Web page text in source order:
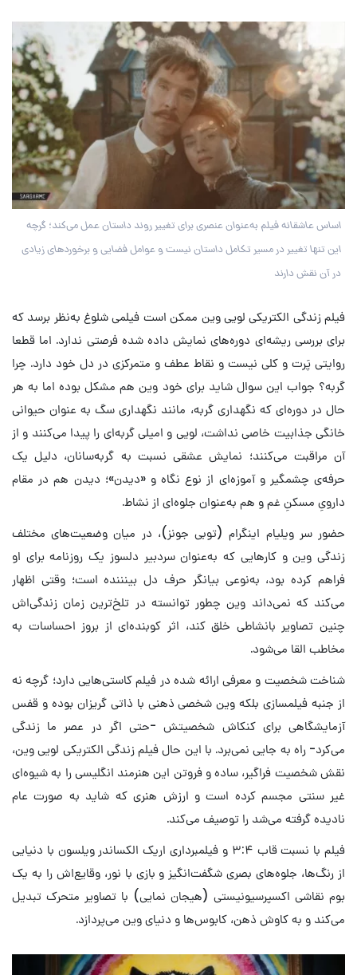
اساس عاشقانه فیلم به‌عنوان عنصری برای تغییر روند داستان عمل می‌کند؛ گرچه
این تنها تغییر در مسیر تکامل داستان نیست و عوامل فضایی و برخوردهای زیادی
در آن نقش دارند
فیلم زندگی الکتریکی لویی وین ممکن است فیلمی شلوغ به‌نظر برسد که
برای بررسی ریشه‌ای دوره‌های نمایش داده شده فرصتی ندارد. اما قطعا
روایتی پَرت و کلی نیست و نقاط عطف و متمرکزی در دل خود دارد. چرا
گربه؟ جواب این سوال شاید برای خود وین هم مشکل بوده اما به هر
حال در دوره‌ای که نگهداری گربه، مانند نگهداری سگ‌ به عنوان حیوانی
خانگی جذابیت خاصی نداشت، لویی و امیلی گربه‌ای را پیدا می‌کنند و از
آن مراقبت می‌کنند؛ نمایش عشقی نسبت به گربه‌سانان، دلیل یک
حرفه‌ی چشمگیر و آموزه‌ای از نوع نگاه و «دیدن»؛ دیدن هم در مقام
دارویِ مسکنِ غم و هم به‌عنوان جلوه‌ای از نشاط.
حضور سر ویلیام اینگرام (توبی جونز)، در میان وضعیت‌های مختلف
زندگی وین و کارهایی که به‌عنوان سردبیر دلسوز یک روزنامه برای او
فراهم کرده بود، به‌نوعی بیانگر حرف دل بینننده است؛ وقتی اظهار
می‌کند که نمی‌داند وین چطور توانسته در تلخ‌ترین زمان زندگی‌اش
چنین تصاویر بانشاطی خلق کند، اثر کوبنده‌ای از بروز احساسات به
مخاطب القا می‌شود.
شناخت شخصیت و معرفی ارائه شده در فیلم کاستی‌هایی دارد؛ گرچه نه
از جنبه فیلمسازی بلکه وین شخصی ذهنی با ذاتی گریزان بوده و قفس
آزمایشگاهی برای کنکاش شخصیتش -حتی اگر در عصر ما زندگی
می‌کرد- راه به جایی نمی‌برد. با این حال فیلم زندگی الکتریکی لویی وین،
نقش شخصیت فراگیر، ساده و فروتن این هنرمند انگلیسی را به شیوه‌ای
غیر سنتی مجسم کرده است و ارزش هنری که شاید به صورت عام
نادیده گرفته می‌شد را توصیف می‌کند.
فیلم با نسبت قاب ۳:۴ و فیلمبرداری اریک الکساندر ویلسون با دنیایی
از رنگ‌ها، جلوه‌های بصری شگفت‌انگیز و بازی با نور، وقایع‌اش را به یک
بوم نقاشی اکسپرسیونیستی (هیجان نمایی) با تصاویر متحرک تبدیل
می‌کند و به کاوش ذهن، کابوس‌ها و دنیای وین می‌پردازد.